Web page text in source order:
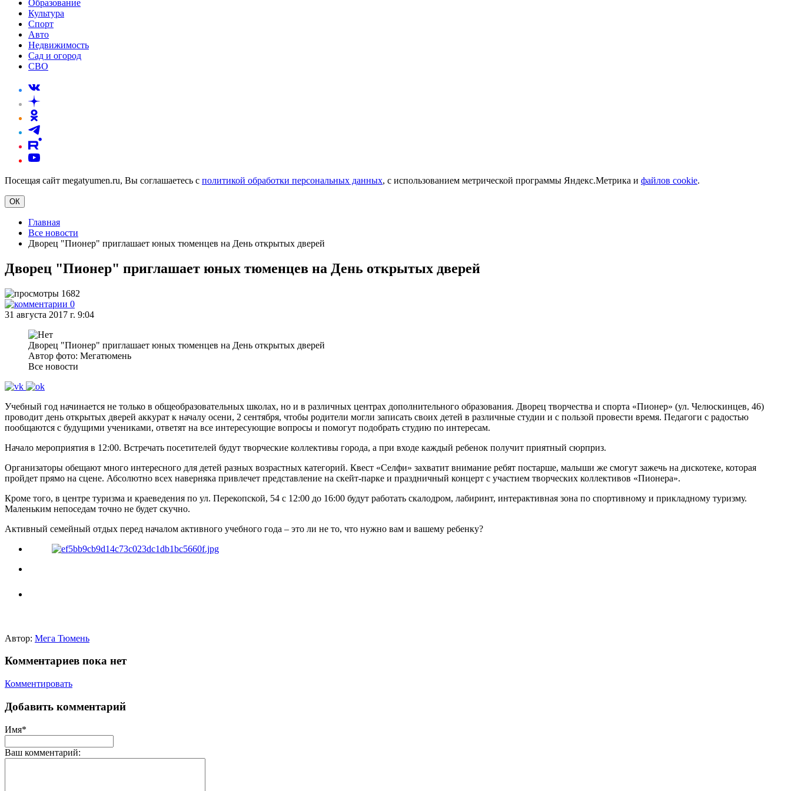
Образование
Культура
Спорт
Авто
Недвижимость
Сад и огород
СВО
Посещая сайт megatyumen.ru, Вы соглашаетесь с политикой обработки персональных данных, с использованием метрической программы Яндекс.Метрика и файлов cookie.
ОК
Главная
Все новости
Дворец "Пионер" приглашает юных тюменцев на День открытых дверей
Дворец "Пионер" приглашает юных тюменцев на День открытых дверей
1682
0
31 августа 2017 г. 9:04
Дворец "Пионер" приглашает юных тюменцев на День открытых дверей
Автор фото: Мегатюмень
Все новости
Учебный год начинается не только в общеобразовательных школах, но и в различных центрах дополнительного образования. Дворец творчества и спорта «Пионер» (ул. Челюскинцев, 46)
проводит день открытых дверей аккурат к началу осени, 2 сентября, чтобы родители могли записать своих детей в различные студии и с пользой провести время. Педагоги с радостью
пообщаются с будущими учениками, ответят на все интересующие вопросы и помогут подобрать студию по интересам.
Начало мероприятия в 12:00. Встречать посетителей будут творческие коллективы города, а при входе каждый ребенок получит приятный сюрприз.
Организаторы обещают много интересного для детей разных возрастных категорий. Квест «Селфи» захватит внимание ребят постарше, малыши же смогут зажечь на дискотеке, которая
пройдет прямо на сцене. Абсолютно всех наверняка привлечет представление на скейт-парке и праздничный концерт с участием творческих коллективов «Пионера».
Кроме того, в центре туризма и краеведения по ул. Перекопской, 54 с 12:00 до 16:00 будут работать скалодром, лабиринт, интерактивная зона по спортивному и прикладному туризму.
Маленьким непоседам точно не будет скучно.
Активный семейный отдых перед началом активного учебного года – это ли не то, что нужно вам и вашему ребенку?
Автор: Мега Тюмень
Комментариев пока нет
Комментировать
Добавить комментарий
Имя*
Ваш комментарий: